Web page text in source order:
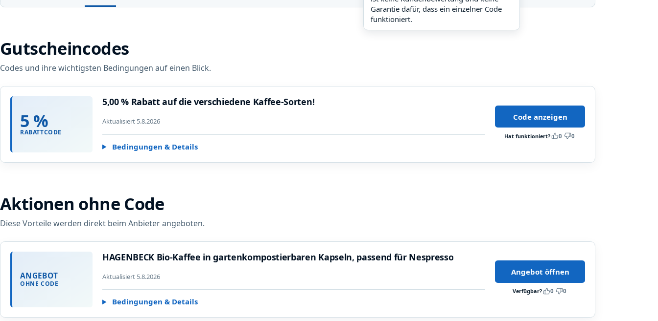
Garantie dafür, dass ein einzelner Code
funktioniert.
Gutscheincodes
Codes und ihre wichtigsten Bedingungen auf einen Blick.
5 %
RABATTCODE
5,00 % Rabatt auf die verschiedene Kaffee-Sorten!
Aktualisiert 5.8.2026
Bedingungen & Details
Code anzeigen
Hat funktioniert? 0 0
Aktionen ohne Code
Diese Vorteile werden direkt beim Anbieter angeboten.
ANGEBOT
OHNE CODE
HAGENBECK Bio-Kaffee in gartenkompostierbaren Kapseln, passend für Nespresso
Aktualisiert 5.8.2026
Bedingungen & Details
Angebot öffnen
Verfügbar? 0 0